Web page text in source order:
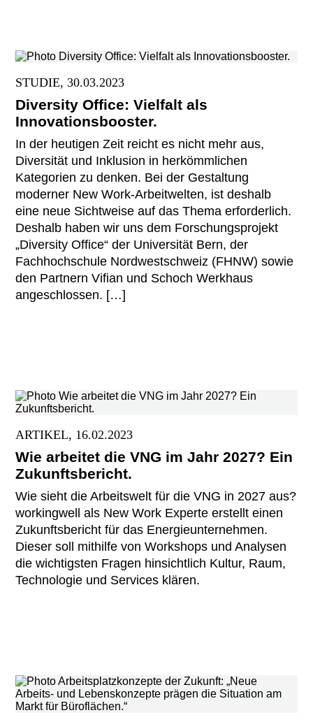
STUDIE, 30.03.2023
Diversity Office: Vielfalt als
Innovationsbooster.
In der heutigen Zeit reicht es nicht mehr aus,
Diversität und Inklusion in herkömmlichen
Kategorien zu denken. Bei der Gestaltung
moderner New Work-Arbeitwelten, ist deshalb
eine neue Sichtweise auf das Thema erforderlich.
Deshalb haben wir uns dem Forschungsprojekt
„Diversity Office“ der Universität Bern, der
Fachhochschule Nordwestschweiz (FHNW) sowie
den Partnern Vifian und Schoch Werkhaus
angeschlossen. […]
ARTIKEL, 16.02.2023
Wie arbeitet die VNG im Jahr 2027? Ein
Zukunftsbericht.
Wie sieht die Arbeitswelt für die VNG in 2027 aus?
workingwell als New Work Experte erstellt einen
Zukunftsbericht für das Energieunternehmen.
Dieser soll mithilfe von Workshops und Analysen
die wichtigsten Fragen hinsichtlich Kultur, Raum,
Technologie und Services klären.